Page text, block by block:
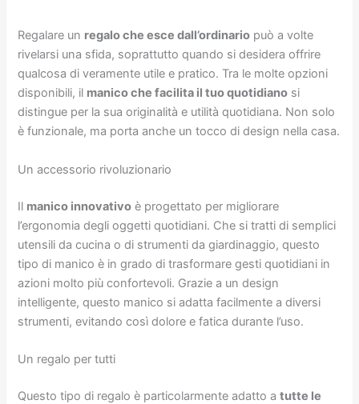
Regalare un regalo che esce dall’ordinario può a volte
rivelarsi una sfida, soprattutto quando si desidera offrire
qualcosa di veramente utile e pratico. Tra le molte opzioni
disponibili, il manico che facilita il tuo quotidiano si
distingue per la sua originalità e utilità quotidiana. Non solo
è funzionale, ma porta anche un tocco di design nella casa.
Un accessorio rivoluzionario
Il manico innovativo è progettato per migliorare
l’ergonomia degli oggetti quotidiani. Che si tratti di semplici
utensili da cucina o di strumenti da giardinaggio, questo
tipo di manico è in grado di trasformare gesti quotidiani in
azioni molto più confortevoli. Grazie a un design
intelligente, questo manico si adatta facilmente a diversi
strumenti, evitando così dolore e fatica durante l’uso.
Un regalo per tutti
Questo tipo di regalo è particolarmente adatto atutte le